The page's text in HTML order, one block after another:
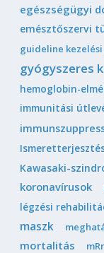
egészségügyi
emésztőszervi
guideline
gyógyszeres
hemoglobin-
immunitási
Kawasaki-
koronavírusok
légzési
maszk
mortalitás